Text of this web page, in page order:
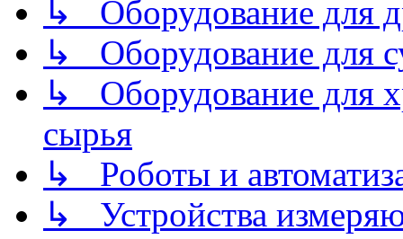
↳ Оборудование для
↳ Оборудование для
↳ Оборудование для
сырья
↳ Роботы и
↳ Устройства